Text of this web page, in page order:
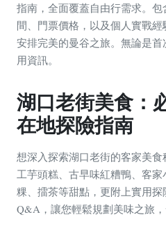
指南，全面覆蓋自由行需求。
間、門票價格，以及個人實戰
安排完美的曼谷之旅。無論是
用資訊。
湖口老街美食：
在地探險指南
想深入探索湖口老街的客家美
工芋頭糕、古早味紅糟鴨、客
粿、擂茶等甜點，更附上實用
Q&A，讓您輕鬆規劃美味之旅